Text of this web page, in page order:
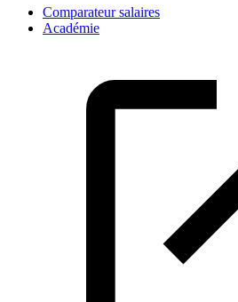
Comparateur salaires
Académie